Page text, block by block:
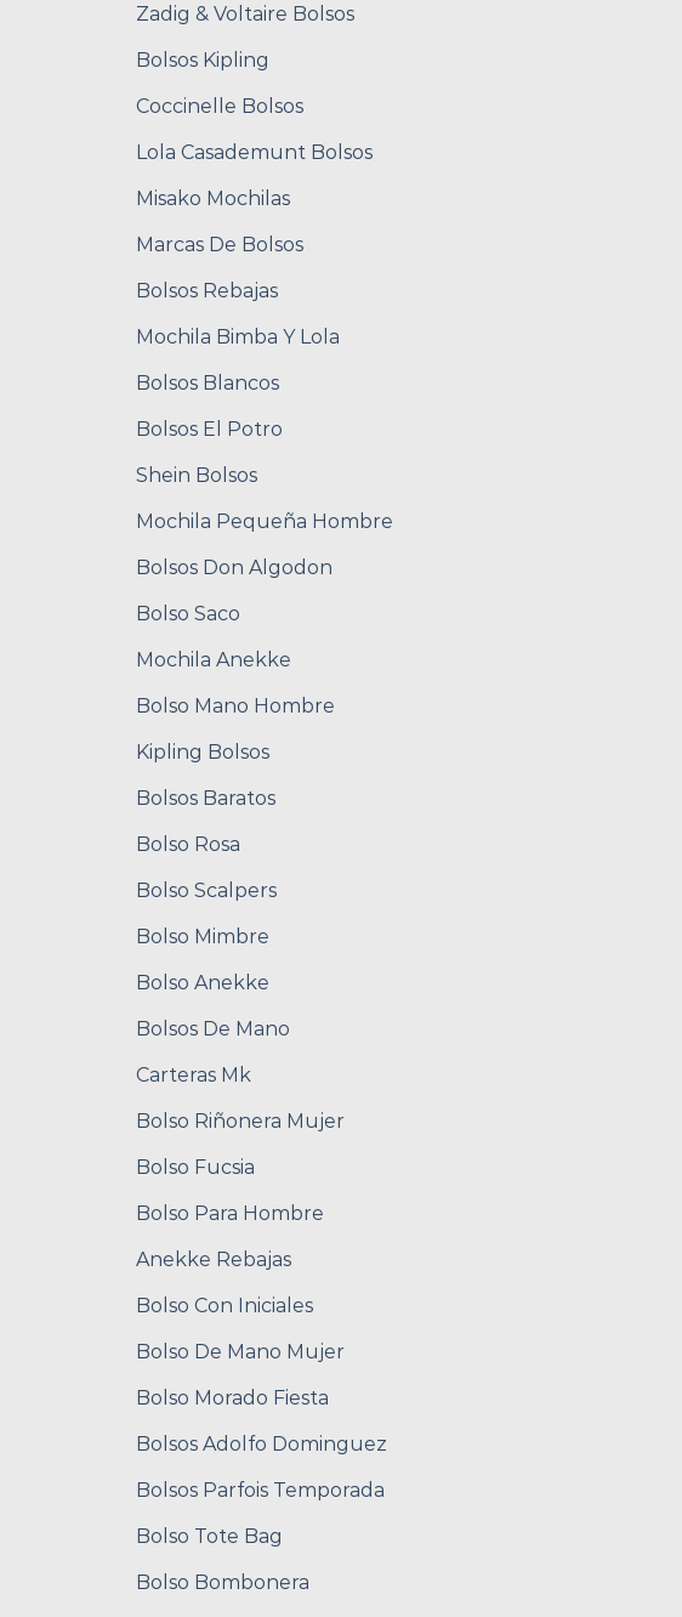
Zadig & Voltaire Bolsos
Bolsos Kipling
Coccinelle Bolsos
Lola Casademunt Bolsos
Misako Mochilas
Marcas De Bolsos
Bolsos Rebajas
Mochila Bimba Y Lola
Bolsos Blancos
Bolsos El Potro
Shein Bolsos
Mochila Pequeña Hombre
Bolsos Don Algodon
Bolso Saco
Mochila Anekke
Bolso Mano Hombre
Kipling Bolsos
Bolsos Baratos
Bolso Rosa
Bolso Scalpers
Bolso Mimbre
Bolso Anekke
Bolsos De Mano
Carteras Mk
Bolso Riñonera Mujer
Bolso Fucsia
Bolso Para Hombre
Anekke Rebajas
Bolso Con Iniciales
Bolso De Mano Mujer
Bolso Morado Fiesta
Bolsos Adolfo Dominguez
Bolsos Parfois Temporada
Bolso Tote Bag
Bolso Bombonera